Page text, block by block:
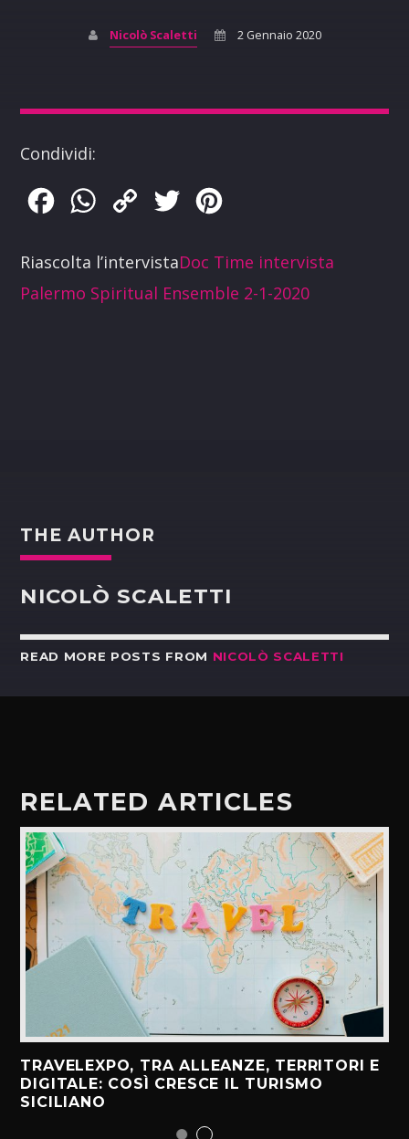
Nicolò Scaletti 2 Gennaio 2020
Condividi:
FacebookWhatsApp
Copy
Twitter
Riascolta l’intervistaDoc Time intervista
Palermo Spiritual Ensemble 2-1-2020
THE AUTHOR
NICOLÒ SCALETTI
READ MORE POSTS FROM NICOLÒ SCALETTI
RELATED ARTICLES
TRAVELEXPO, TRA ALLEANZE, TERRITORI E
DIGITALE: COSÌ CRESCE IL TURISMO
SICILIANO